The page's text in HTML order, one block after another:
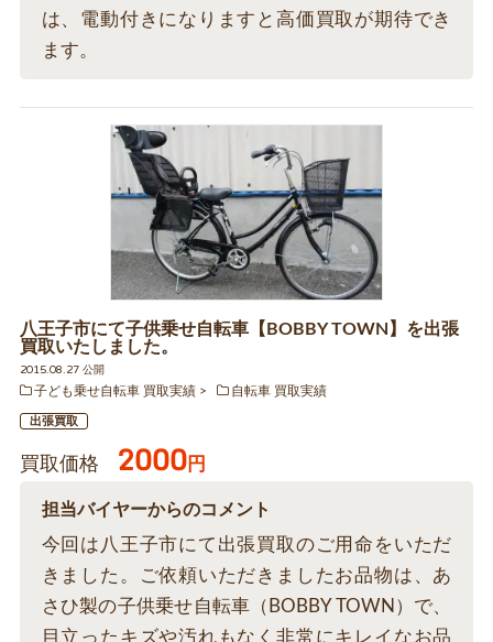
は、電動付きになりますと高価買取が期待でき
ます。
八王子市にて子供乗せ自転車【BOBBY TOWN】を出張
買取いたしました。
2015.08.27 公開
子ども乗せ自転車 買取実績
自転車 買取実績
出張買取
買取価格 2000円
担当バイヤーからのコメント
今回は八王子市にて出張買取のご用命をいただ
きました。ご依頼いただきましたお品物は、あ
さひ製の子供乗せ自転車（BOBBY TOWN）で、
目立ったキズや汚れもなく非常にキレイなお品